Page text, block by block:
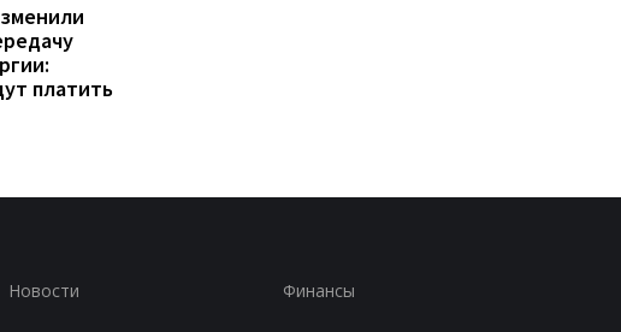
платить
Новости Финансы